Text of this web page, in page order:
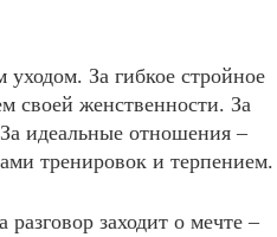
За гибкое стройное
своей женственности. За
идеальные отношения –
тренировок и терпением.
заходит о мечте –